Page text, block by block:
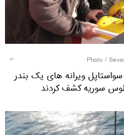
ویرانه های یک بندر
سوریه کشف کردند